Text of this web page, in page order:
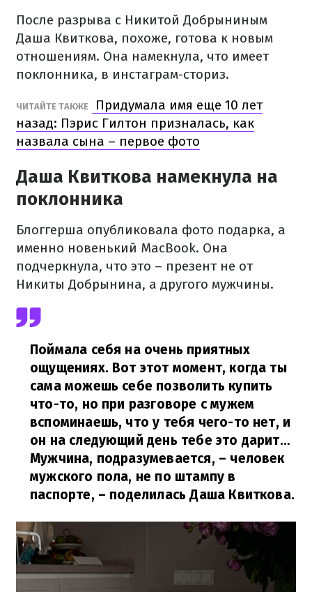
После разрыва с Никитой Добрыниным
Даша Квиткова, похоже, готова к новым
отношениям. Она намекнула, что имеет
поклонника, в инстаграм-сториз.
ЧИТАЙТЕ ТАКЖЕ
Придумала имя еще 10 лет
назад: Пэрис Гилтон призналась, как
назвала сына – первое фото
Даша Квиткова намекнула на
поклонника
Блоггерша опубликовала фото подарка, а
именно новенький MacBook. Она
подчеркнула, что это – презент не от
Никиты Добрынина, а другого мужчины.
Поймала себя на очень приятных
ощущениях. Вот этот момент, когда ты
сама можешь себе позволить купить
что-то, но при разговоре с мужем
вспоминаешь, что у тебя чего-то нет, и
он на следующий день тебе это дарит…
Мужчина, подразумевается, – человек
мужского пола, не по штампу в
паспорте, – поделилась Даша Квиткова.